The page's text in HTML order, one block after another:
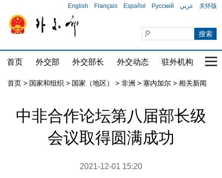
English Français Español Русский عربي 关怀版
首页 外交部 外交部长 外交动态 驻外机构 国
首页 > 国家和组织 > 国家（地区） > 非洲 > 塞内加尔 > 相关新闻
中非合作论坛第八届部长级
会议取得圆满成功
2021-12-01 15:20